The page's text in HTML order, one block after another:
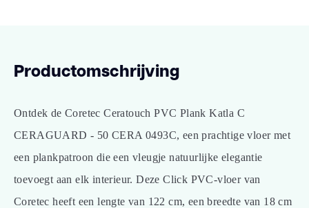
Productomschrijving
Ontdek de Coretec Ceratouch PVC Plank Katla C
CERAGUARD - 50 CERA 0493C, een prachtige vloer met
een plankpatroon die een vleugje natuurlijke elegantie
toevoegt aan elk interieur. Deze Click PVC-vloer van
Coretec heeft een lengte van 122 cm, een breedte van 18 cm